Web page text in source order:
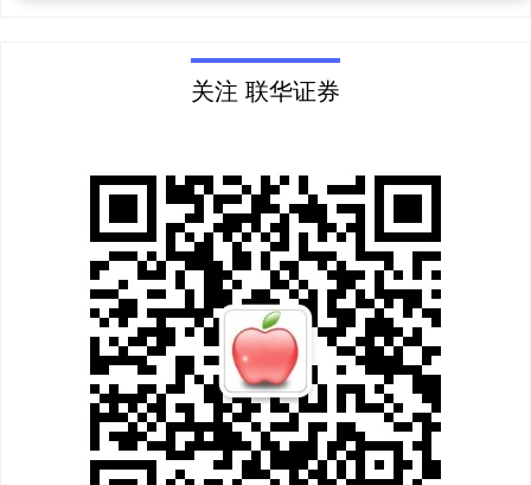
关注 联华证券